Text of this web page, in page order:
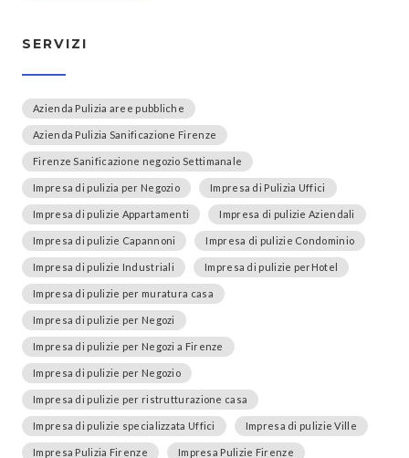
SERVIZI
Azienda Pulizia aree pubbliche
Azienda Pulizia Sanificazione Firenze
Firenze Sanificazione negozio Settimanale
Impresa di pulizia per Negozio Impresa di Pulizia Uffici
Impresa di pulizie Appartamenti Impresa di pulizie Aziendali
Impresa di pulizie Capannoni Impresa di pulizie Condominio
Impresa di pulizie Industriali Impresa di pulizie perHotel
Impresa di pulizie per muratura casa
Impresa di pulizie per Negozi
Impresa di pulizie per Negozi a Firenze
Impresa di pulizie per Negozio
Impresa di pulizie per ristrutturazione casa
Impresa di pulizie specializzata Uffici Impresa di pulizie Ville
Impresa Pulizia Firenze Impresa Pulizie Firenze